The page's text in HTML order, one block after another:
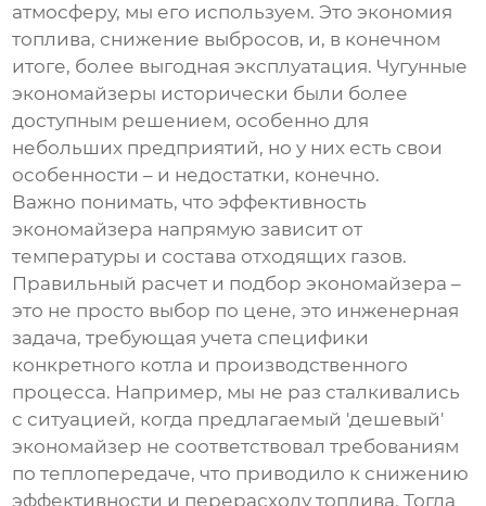
атмосферу, мы его используем. Это экономия
топлива, снижение выбросов, и, в конечном
итоге, более выгодная эксплуатация. Чугунные
экономайзеры исторически были более
доступным решением, особенно для
небольших предприятий, но у них есть свои
особенности – и недостатки, конечно.
Важно понимать, что эффективность
экономайзера напрямую зависит от
температуры и состава отходящих газов.
Правильный расчет и подборэкономайзера –
это не просто выбор по цене, это инженерная
задача, требующая учета специфики
конкретного котла и производственного
процесса. Например, мы не раз сталкивались
с ситуацией, когда предлагаемый 'дешевый'
экономайзер не соответствовал требованиям
по теплопередаче, что приводило к снижению
эффективности и перерасходу топлива. Тогда